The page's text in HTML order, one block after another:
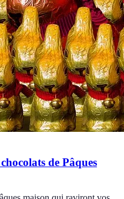
de Pâques